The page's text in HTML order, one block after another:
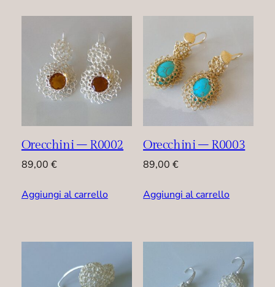
Orecchini – R0002
89,00 €
Aggiungi al carrello
Orecchini – R0003
89,00€
Aggiungi al carrello